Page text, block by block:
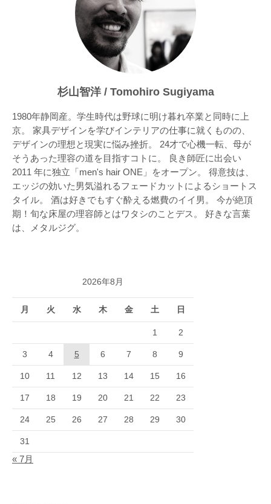
杉山智洋 / Tomohiro Sugiyama
1980年静岡産。学生時代は野球に明け暮れ卒業と同時に上
京。 家具デザインを学びインテリアの仕事に就くものの、
デザインの理想と現実に悩み挫折。 24才で心機一転、母が
そうあった理容の道を目指すコトに。 良き師匠に出会い
2011 年に独立「men's hair ONE」をオープン。 得意技は、
エッジの効いた男気溢れるフェードカットによるショートス
タイル。 酒は好きでもすぐ酔える燃費のイイ男。 今が絶頂
期！旬な床屋の理容師とはワタシのことデス。 好きな言葉
は、メタルジグ。
2026年8月
月 火 水 木 金 土 日
1 2
3 4 5 6 7 8 9
10 11 12 13 14 15 16
17 18 19 20 21 22 23
24 25 26 27 28 29 30
31
« 7月